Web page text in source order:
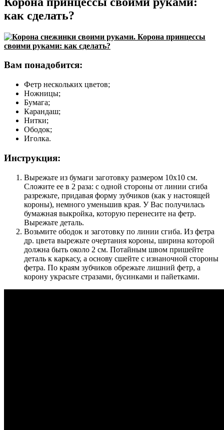
как сделать?
Вам понадобится:
Фетр нескольких цветов;
Ножницы;
Бумага;
Карандаш;
Нитки;
Ободок;
Иголка.
Инструкция:
Вырежьте из бумаги заготовку размером 10х10 см.
Сложите ее в 2 раза: с одной стороны от линии сгиба
разрежьте, придавая форму зубчиков (как у настоящей
короны), немного уменьшив края. У Вас получилась
бумажная выкройка, которую перенесите на фетр.
Вырежьте деталь.
Возьмите ободок и заготовку по линии сгиба. Из фетра
др. цвета вырежьте очертания короны, ширина которой
должна быть около 2 см. Потайным швом пришейте
деталь к каркасу, а основу сшейте с изнаночной стороны
фетра. По краям зубчиков обрежьте лишний фетр, а
корону украсьте стразами, бусинками и пайетками.